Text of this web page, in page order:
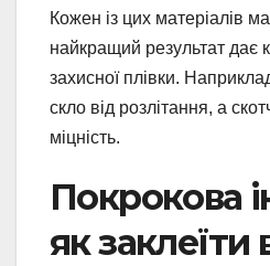
Кожен із цих матеріалів
найкращий результат дає
захисної плівки.
скло від розлітання, а
міцність.
Покрокова
як заклеїти